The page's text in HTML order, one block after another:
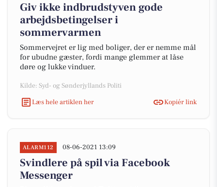
Giv ikke indbrudstyven gode
arbejdsbetingelser i
sommervarmen
Sommervejret er lig med boliger, der er nemme mål
for ubudne gæster, fordi mange glemmer at låse
døre og lukke vinduer.
Kilde: Syd- og Sønderjyllands Politi
Læs hele artiklen her
Kopiér link
ALARM112 08-06-2021 13:09
Svindlere på spil via Facebook
Messenger